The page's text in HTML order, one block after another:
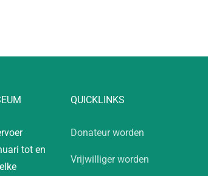
tot en
QUICKLINKS
Donateur worden
Vrijwilliger worden